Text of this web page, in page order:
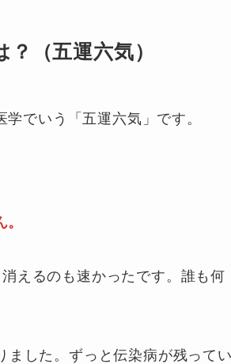
（五運六気）
学でいう「五運六気」です。
えるのも速かったです。誰も何
ました。ずっと伝染病が残って